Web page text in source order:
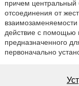
причем центральный
отсоединения от
действие с помощью
предназначенного
первоначально